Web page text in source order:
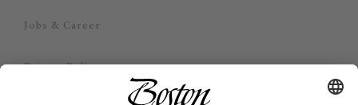
Jobs & Career
Privacy Policy